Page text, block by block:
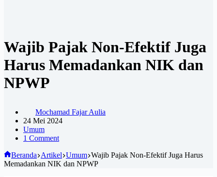
Wajib Pajak Non-Efektif Juga
Harus Memadankan NIK dan
NPWP
Mochamad Fajar Aulia
24 Mei 2024
Umum
1 Comment
Beranda Artikel Umum Wajib Pajak Non-Efektif Juga Harus
Memadankan NIK dan NPWP